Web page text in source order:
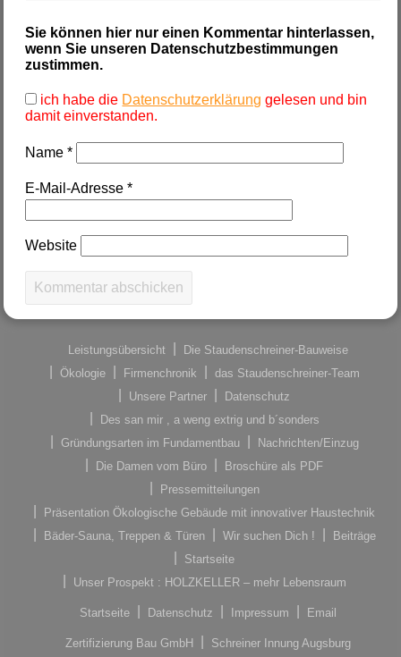
Sie können hier nur einen Kommentar hinterlassen,
wenn Sie unseren Datenschutzbestimmungen
zustimmen.
ich habe die Datenschutzerklärung gelesen und bin
damit einverstanden.
Name*
E-Mail-Adresse*
Website
Leistungsübersicht
Die Staudenschreiner-Bauweise
Ökologie
Firmenchronik
das Staudenschreiner-Team
Unsere Partner
Datenschutz
Des san mir , a weng extrig und b´sonders
Gründungsarten im Fundamentbau
Nachrichten/Einzug
Die Damen vom Büro
Broschüre als PDF
Pressemitteilungen
Präsentation Ökologische Gebäude mit innovativer Haustechnik
Bäder-Sauna, Treppen & Türen
Wir suchen Dich !
Beiträge
Startseite
Unser Prospekt : HOLZKELLER – mehr Lebensraum
Startseite Datenschutz Impressum Email
Zertifizierung Bau GmbH Schreiner Innung Augsburg